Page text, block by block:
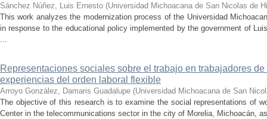
Sánchez Núñez, Luis Ernesto (Universidad Michoacana de San Nicolas de
This work analyzes the modernization process of the Universidad
in response to the educational policy implemented by the government of
...
Representaciones sociales sobre el trabajo en trabajadores
experiencias del orden laboral flexible
Arroyo González, Damaris Guadalupe (Universidad Michoacana de San
The objective of this research is to examine the social representations of
Center in the telecommunications sector in the city of Morelia, Michoacán,